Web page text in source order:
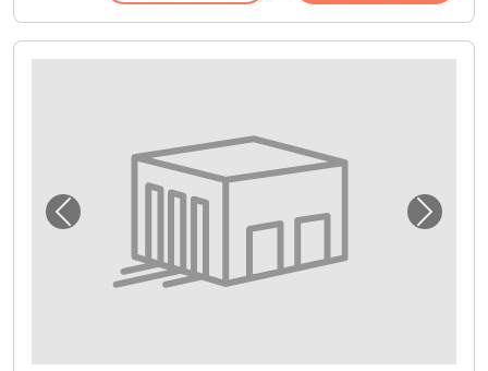
Vorheriges Bild für "Lagerbox in Stuttgart